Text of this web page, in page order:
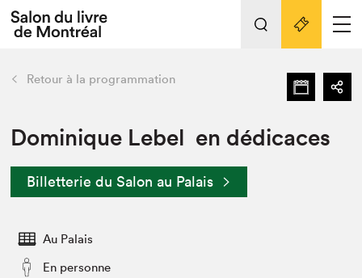
L'événement
Préparer sa visite au Salon
Actualités
SLM PRO
retour Nos activités
Préparer sa visite
Salon dans la ville et en ligne
Liens pratiques
Retour à la programmation
Dominique Lebel en dédicaces
Billetterie du Salon au Palais
Au Palais
En personne